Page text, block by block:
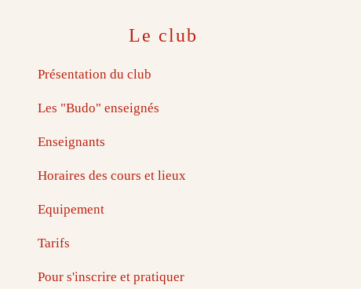
Le club
Présentation du club
Les "Budo" enseignés
Enseignants
Horaires des cours et lieux
Equipement
Tarifs
Pour s'inscrire et pratiquer